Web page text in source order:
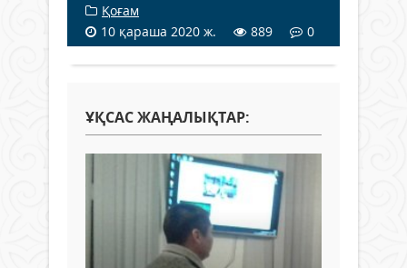
Қоғам
10 қараша 2020 ж.
889 0
ҰҚСАС ЖАҢАЛЫҚТАР: